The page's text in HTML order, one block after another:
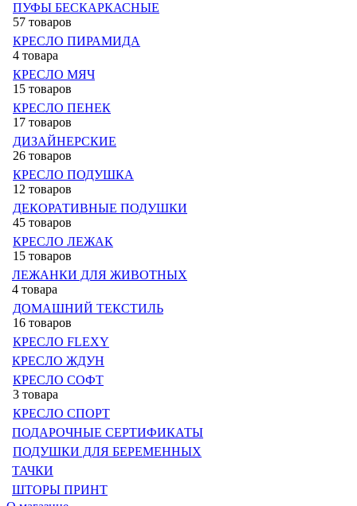
ПУФЫ БЕСКАРКАСНЫЕ
57 товаров
КРЕСЛО ПИРАМИДА
4 товара
КРЕСЛО МЯЧ
15 товаров
КРЕСЛО ПЕНЕК
17 товаров
ДИЗАЙНЕРСКИЕ
26 товаров
КРЕСЛО ПОДУШКА
12 товаров
ДЕКОРАТИВНЫЕ ПОДУШКИ
45 товаров
КРЕСЛО ЛЕЖАК
15 товаров
ЛЕЖАНКИ ДЛЯ ЖИВОТНЫХ
4 товара
ДОМАШНИЙ ТЕКСТИЛЬ
16 товаров
КРЕСЛО FLEXY
КРЕСЛО ЖДУН
КРЕСЛО СОФТ
3 товара
КРЕСЛО СПОРТ
ПОДАРОЧНЫЕ СЕРТИФИКАТЫ
ПОДУШКИ ДЛЯ БЕРЕМЕННЫХ
ТАЧКИ
ШТОРЫ ПРИНТ